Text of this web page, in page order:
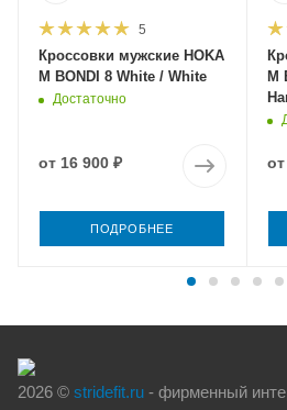
5
Кроссовки мужские HOKA
M BONDI 8 White / White
Достаточно
от 16 900 ₽
ПОДРОБНЕЕ
M
от
2026 © stridefit.ru - фирменный